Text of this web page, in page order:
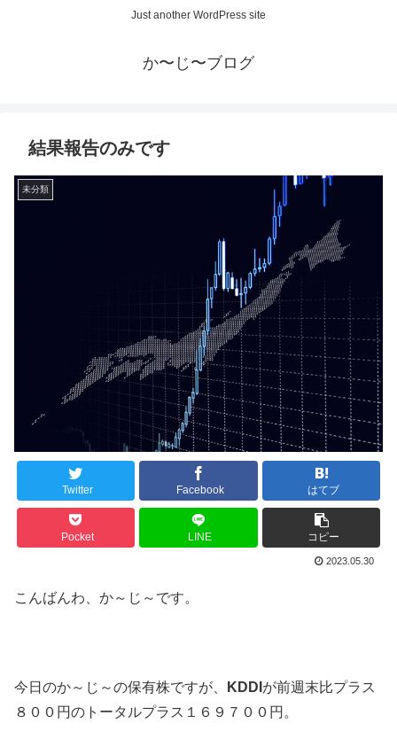
Just another WordPress site
か〜じ〜ブログ
結果報告のみです
未分類
Twitter Facebook はてブ
Pocket LINE コピー
2023.05.30
こんばんわ、か～じ～です。
今日のか～じ～の保有株ですが、 KDDI が前週末比プラス
８００円のトータルプラス１６９７００円。